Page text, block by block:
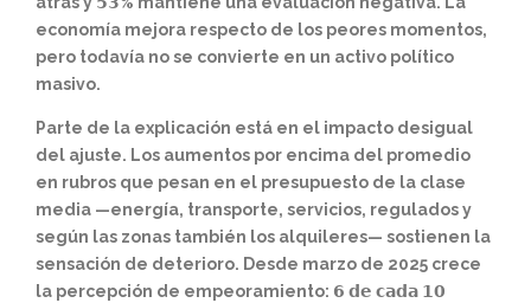
economía mejora respecto de los peores momentos,
pero todavía no se convierte en un activo político
masivo.
Parte de la explicación está en el impacto desigual
del ajuste. Los aumentos por encima del promedio
en rubros que pesan en el presupuesto de la clase
media —energía, transporte, servicios, regulados y
según las zonas también los alquileres— sostienen la
sensación de deterioro. Desde marzo de 2025 crece
la percepción de empeoramiento: 𝟲 𝗱𝗲 𝗰𝗮𝗱𝗮 𝟭𝟬